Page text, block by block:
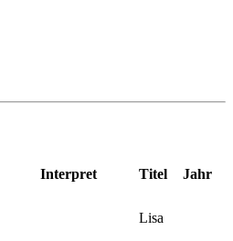
Interpret Titel Jahr
Lisa